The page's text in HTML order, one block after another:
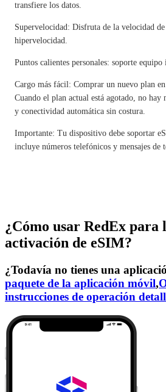
transfiere los datos.
Supervelocidad: Disfruta de la velocidad de
hipervelocidad.
Puntos calientes personales: soporte
Cargo más fácil: Comprar un nuevo plan
Cuando el plan actual está agotado, no hay
y conectividad automática sin costura.
Importante: Tu dispositivo debe soportar
incluye números telefónicos y mensajes de
¿Cómo usar RedEx para
activación de eSIM?
¿Todavía no tienes una
paquete de la aplicación móvil,
instrucciones de operación